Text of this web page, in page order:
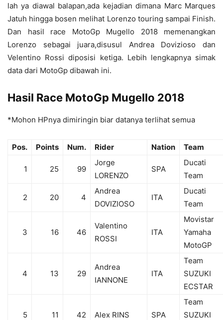
lah ya diawal balapan,ada kejadian dimana Marc Marques
Jatuh hingga bosen melihat Lorenzo touring sampai Finish.
Dan hasil race MotoGp Mugello 2018 memenangkan
Lorenzo sebagai juara,disusul Andrea Dovizioso dan
Velentino Rossi diposisi ketiga. Lebih lengkapnya simak
data dari MotoGp dibawah ini.
Hasil Race MotoGp Mugello 2018
*Mohon HPnya dimiringin biar datanya terlihat semua
Pos. Points Num. Rider Nation Team
1 25 99
Jorge
LORENZO
SPA
Ducati
Team
2 20 4
Andrea
DOVIZIOSO
ITA
Ducati
Team
3 16 46
Valentino
ROSSI
ITA
Movistar
Yamaha
MotoGP
4 13 29
Andrea
IANNONE
ITA
Team
SUZUKI
ECSTAR
5 11 42 Alex RINS SPA
Team
SUZUKI